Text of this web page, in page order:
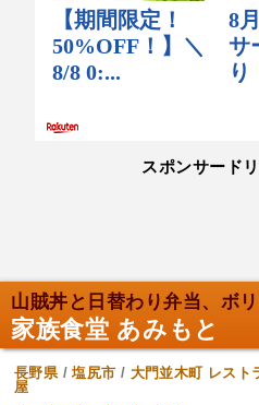
スポンサード
山賊丼と日替わり弁当、ボ
家族食堂 あみもと
長野県/塩尻市 / 大門並木町 レスト
屋